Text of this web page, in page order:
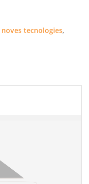
noves tecnologies,